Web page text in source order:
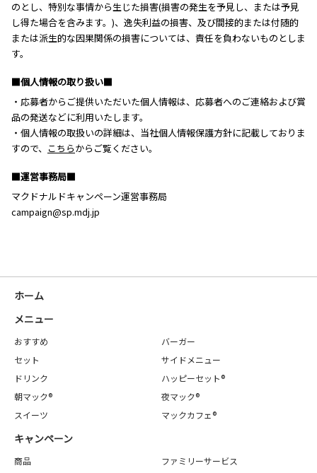
のとし、特別な事情から生じた損害(損害の発生を予見し、または予見
し得た場合を含みます。)、逸失利益の損害、及び間接的または付随的
または派生的な因果関係の損害については、責任を負わないものとしま
す。
■個人情報の取り扱い■
・応募者からご提供いただいた個人情報は、応募者へのご連絡および賞
品の発送などに利用いたします。
・個人情報の取扱いの詳細は、当社個人情報保護方針に記載しておりま
すので、 こちらからご覧ください。
■運営事務局■
マクドナルドキャンペーン運営事務局
campaign@sp.mdj.jp
ホーム
メニュー
おすすめ
バーガー
セット
サイドメニュー
ドリンク
ハッピーセット®
朝マック®
夜マック®
スイーツ
マックカフェ®
キャンペーン
商品
ファミリーサービス